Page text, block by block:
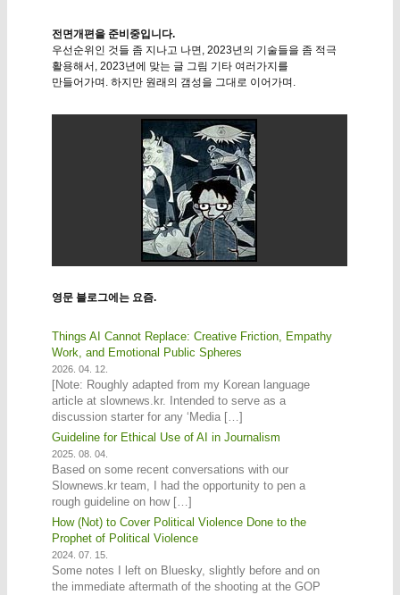
전면개편을 준비중입니다.
우선순위인 것들 좀 지나고 나면, 2023년의 기술들을 좀 적극
활용해서, 2023년에 맞는 글 그림 기타 여러가지를
만들어가며. 하지만 원래의 갬성을 그대로 이어가며.
영문 블로그에는 요즘.
Things AI Cannot Replace: Creative Friction, Empathy
Work, and Emotional Public Spheres
2026. 04. 12.
[Note: Roughly adapted from my Korean language
article at slownews.kr. Intended to serve as a
discussion starter for any ‘Media […]
Guideline for Ethical Use of AI in Journalism
2025. 08. 04.
Based on some recent conversations with our
Slownews.kr team, I had the opportunity to pen a
rough guideline on how […]
How (Not) to Cover Political Violence Done to the
Prophet of Political Violence
2024. 07. 15.
Some notes I left on Bluesky, slightly before and on
the immediate aftermath of the shooting at the GOP